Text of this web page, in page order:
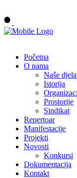
Početna
O nama
Naše
Istorija
Prostorije
Sindikat
Repertoar
Manifestacije
Projekti
Novosti
Konkursi
Dokumentacija
Kontakt